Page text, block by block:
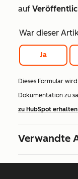
auf
War dieser
Ja
Dieses Formular
Dokumentation zu
zu HubSpot
Verwandte